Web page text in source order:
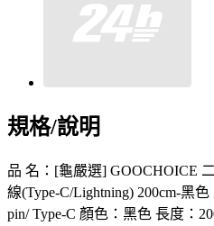
規格/說明
品 名：[龜嚴選] GOOCHOICE
線(Type-C/Lightning) 200cm-黑
pin/ Type-C 顏色：黑色 長度：